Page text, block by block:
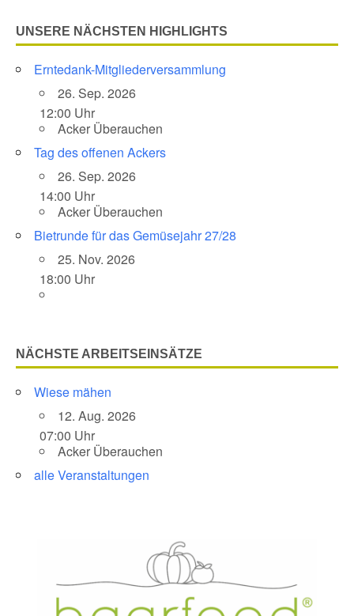
UNSERE NÄCHSTEN HIGHLIGHTS
Erntedank-Mitgliederversammlung
26. Sep. 2026
12:00 Uhr
Acker Überauchen
Tag des offenen Ackers
26. Sep. 2026
14:00 Uhr
Acker Überauchen
Bietrunde für das Gemüsejahr 27/28
25. Nov. 2026
18:00 Uhr
NÄCHSTE ARBEITSEINSÄTZE
Wiese mähen
12. Aug. 2026
07:00 Uhr
Acker Überauchen
alle Veranstaltungen